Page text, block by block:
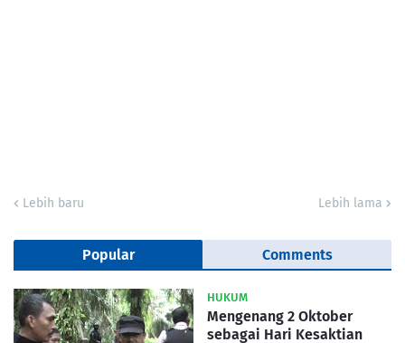
Lebih baru Lebih lama
Popular Comments
HUKUM
Mengenang 2 Oktober
sebagai Hari Kesaktian